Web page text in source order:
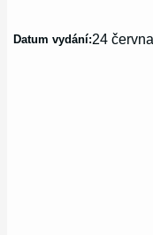
Datum vydání:24